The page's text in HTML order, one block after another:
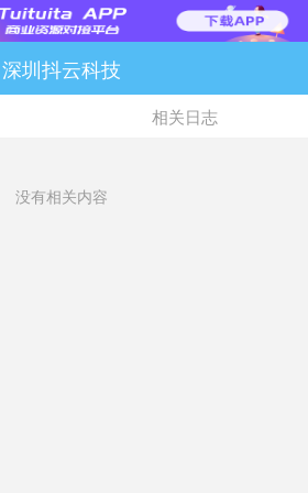
深圳抖云科技
相关日志
没有相关内容